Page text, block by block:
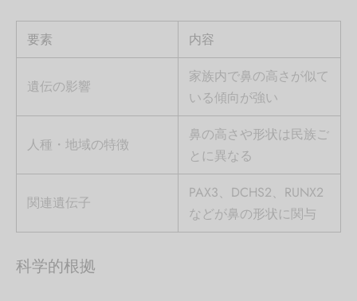
要素 内容
遺伝の影響
家族内で鼻の高さが似て
いる傾向が強い
人種・地域の特徴
鼻の高さや形状は民族ご
とに異なる
関連遺伝子
PAX3、DCHS2、RUNX2
などが鼻の形状に関与
科学的根拠